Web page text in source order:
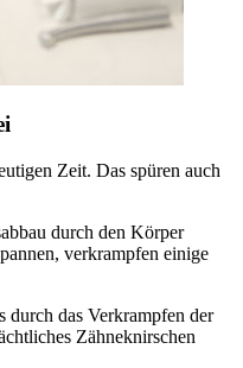
Zeit. Das spüren auch
durch den Körper
verkrampfen einige
durch das Verkrampfen der
Zähneknirschen